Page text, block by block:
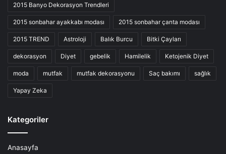
2015 Banyo Dekorasyon Trendleri
2015 sonbahar ayakkabı modası 2015 sonbahar çanta modası
2015 TREND Astroloji Balık Burcu Bitki Çayları
dekorasyon Diyet gebelik Hamilelik Ketojenik Diyet
moda mutfak mutfak dekorasyonu Saç bakımı sağlık
Yapay Zeka
Kategoriler
Anasayfa